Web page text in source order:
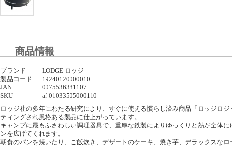
商品情報
ブランド
LODGE ロッジ
製品コード
19240120000010
JAN
0075536381107
SKU
af-01033505000110
ロッジ社の多年にわたる研究により、すぐに使える慣らし済み商品「ロッジロ
ティングされ風格ある製品に仕上がっています。
キャンプに最もふさわしい調理器具で、重厚な鉄製によりゆっくりと熱が全体
ンを広げてくれます。
朝食のパンを焼いたり、ご飯炊き、デザートのケーキ、焼き芋、デラックスなロ